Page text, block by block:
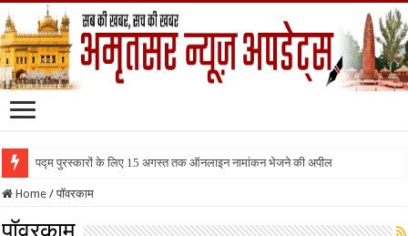
पद्म पुरस्कारों के लिए 15 अगस्त तक ऑनलाइन नामांकन भेजने की अपील
Home / पॉवरकाम